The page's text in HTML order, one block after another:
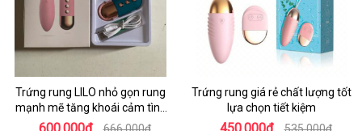
Trứng rung LILO nhỏ gọn rung
mạnh mẽ tăng khoái cảm tình
dục
Trứng rung giá rẻ chất lượng tốt
lựa chọn tiết kiệm